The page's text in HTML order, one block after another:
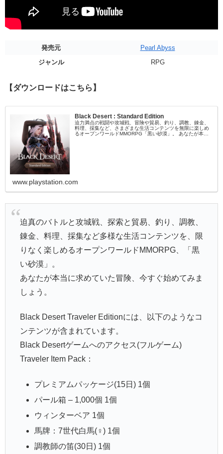
発売元
Pearl Abyss
ジャンル
RPG
【ダウンロードはこちら】
Black Desert : Standard Edition
迫力満点の戦闘や攻城戦、冒険や貿易、釣り、調教、錬金、
料理、採集など、さまざまな生活コンテンツを無限に楽しめ
るオープンワールドMMORPG「黒い砂漠」。 あなたが本当
www.playstation.com
迫真のバトルと攻城戦、探索と貿易、釣り、調教、
錬金、料理、採集など多様な生活コンテンツを、限
りなく楽しめるオープンワールドMMORPG、「黒
い砂漠」。
あなたが本当に求めていた冒険、今すぐ始めてみま
しょう。
Black Desert Traveler Editionには、以下のようなコ
ンテンツが含まれています。
Black Desertゲームへのアクセス(フルゲーム)
Traveler Item Pack：
プレミアムパッケージ(15日) 1個
パール箱 – 1,000個 1個
ウィンターベア 1個
馬牌：7世代白馬(♀) 1個
調教師の笛(30日) 1個